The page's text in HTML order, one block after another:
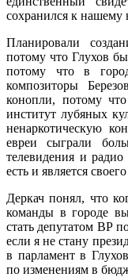
сохранился к нашему
Планировали
потому что Глухов
потому что в
композиторы
конопли, потому что
институт лубяных
ненаркотическую
евреи сыграли
телевидения и
есть и является
Деркач понял, что
команды в городе
стать депутатом ВР
если я не стану
в парламент в
по изменениям в